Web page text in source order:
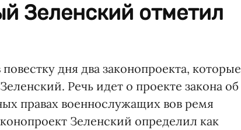
Зеленский отметил
дня два законопроекта, которые
Речь идет о проекте закона об
правах военнослужащих вов ремя
Зеленский определил как